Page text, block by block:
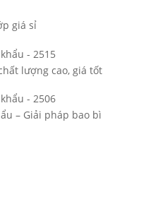
giá sỉ
lượng cao, giá tốt
– Giải pháp bao bì